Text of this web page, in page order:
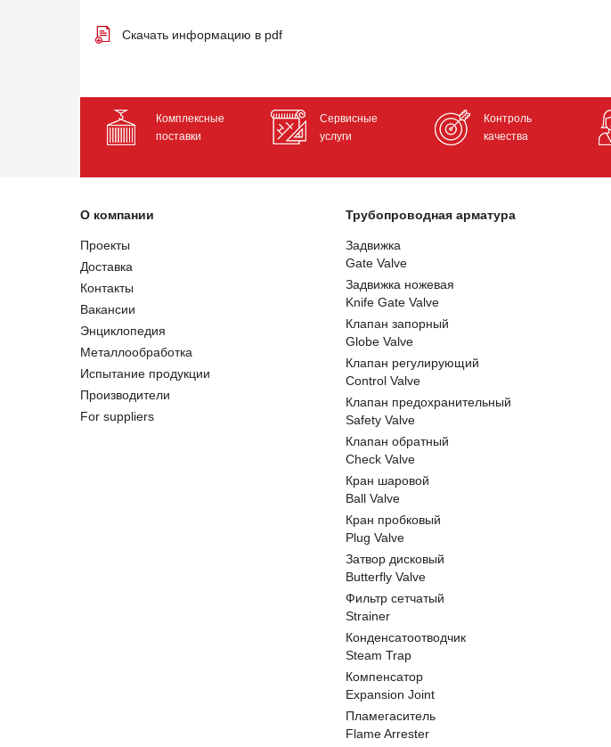
Скачать информацию в pdf
Комплексные
поставки
Сервисные
услуги
Контроль
качества
О компании
Проекты
Доставка
Контакты
Вакансии
Энциклопедия
Металлообработка
Испытание продукции
Производители
For suppliers
Трубопроводная арматура
Задвижка
Gate Valve
Задвижка ножевая
Knife Gate Valve
Клапан запорный
Globe Valve
Клапан регулирующий
Control Valve
Клапан предохранительный
Safety Valve
Клапан обратный
Check Valve
Кран шаровой
Ball Valve
Кран пробковый
Plug Valve
Затвор дисковый
Butterfly Valve
Фильтр сетчатый
Strainer
Конденсатоотводчик
Steam Trap
Компенсатор
Expansion Joint
Пламегаситель
Flame Arrester